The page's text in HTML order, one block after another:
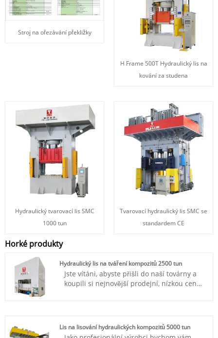
Stroj na ořezávání překližky
H Frame 500T Hydraulický lis na
kování za studena
Hydraulický tvarovací lis SMC
1000 tun
Tvarovací hydraulický lis SMC se
standardem CE
Horké produkty
Hydraulický lis na tváření kompozitů 2500 tun
Jste vítáni, abyste přišli do naší továrny a
koupili si nejnovější prodejní, nízkou cenu
Číslo položky: TT-LM2500T
Platba: T/T, L/C
Lis na lisování hydraulických kompozitů 5000 tun